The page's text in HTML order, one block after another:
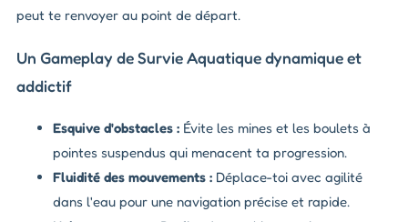
peut te renvoyer au point de départ.
Un Gameplay de Survie Aquatique dynamique et
addictif
Esquive d'obstacles : Évite les mines et les boulets à
pointes suspendus qui menacent ta progression.
Fluidité des mouvements : Déplace-toi avec agilité
dans l'eau pour une navigation précise et rapide.